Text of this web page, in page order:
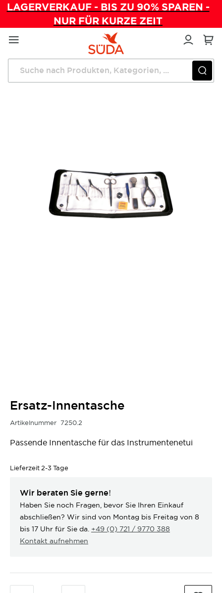
LAGERVERKAUF - BIS ZU 90% SPAREN -
NUR FÜR KURZE ZEIT
Direkt
zum
Inhalt
Startseite Instrumente Ersatz-Innentasche
Ersatz-Innentasche
Artikelnummer 7250.2
Passende Innentasche für das Instrumentenetui
Lieferzeit 2-3 Tage
Wir beraten Sie gerne!
Haben Sie noch Fragen, bevor Sie Ihren Einkauf
abschließen? Wir sind von Montag bis Freitag von 8
bis 17 Uhr für Sie da. +49 (0) 721 / 9770 388
Kontakt aufnehmen